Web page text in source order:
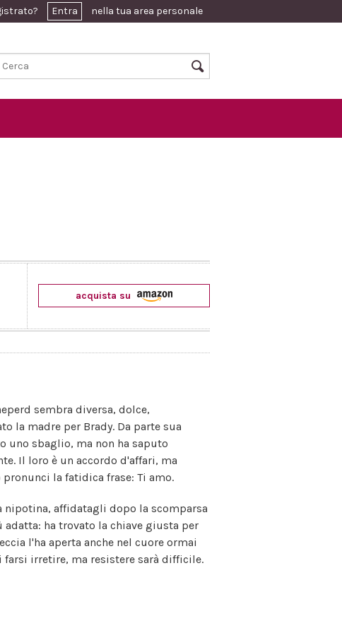
Entra nella tua area personale
acquista su
sembra diversa, dolce,
la madre per Brady. Da parte sua
uno sbaglio, ma non ha saputo
Il loro è un accordo d'affari, ma
la fatidica frase: Ti amo.
nipotina, affidatagli dopo la scomparsa
adatta: ha trovato la chiave giusta per
l'ha aperta anche nel cuore ormai
irretire, ma resistere sarà difficile.